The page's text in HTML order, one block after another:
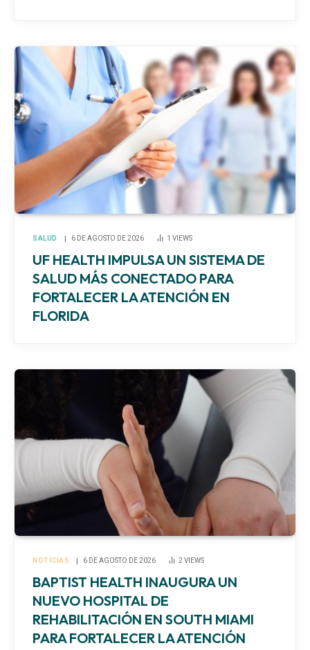
SALUD 6 DE AGOSTO DE 2026 1 VIEWS
UF HEALTH IMPULSA UN SISTEMA DE
SALUD MÁS CONECTADO PARA
FORTALECER LA ATENCIÓN EN
FLORIDA
NOTICIAS 6 DE AGOSTO DE 2026 2VIEWS
BAPTIST HEALTH INAUGURA UN
NUEVO HOSPITAL DE
REHABILITACIÓN EN SOUTH MIAMI
PARA FORTALECER LA ATENCIÓN